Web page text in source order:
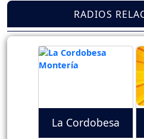
RADIOS
La Cordobesa